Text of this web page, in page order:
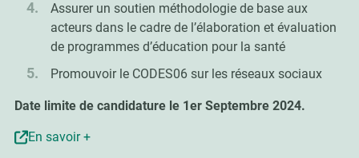
Assurer un soutien méthodologie de base aux
acteurs dans le cadre de l’élaboration et évaluation
de programmes d’éducation pour la santé
Promouvoir le CODES06 sur les réseaux sociaux
Date limite de candidature le 1er Septembre 2024.
En savoir +